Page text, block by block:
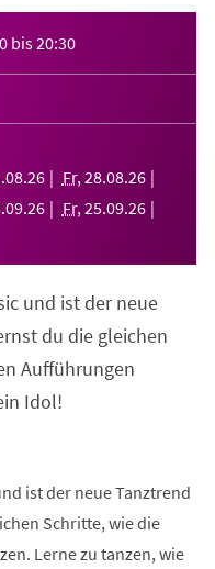
bis20:30
.08.26 Fr, 28.08.26
.09.26 Fr, 25.09.26
und ist der neue
du die gleichen
Aufführungen
Idol!
ist der neue Tanztrend
Schritte, wie die
Lerne zu tanzen, wie